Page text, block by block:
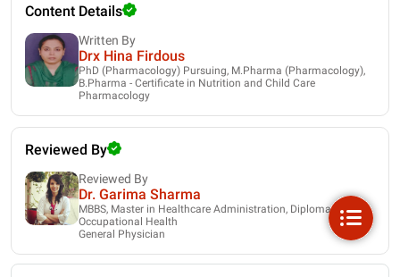
Content Details
Written By
Drx Hina Firdous
PhD (Pharmacology) Pursuing, M.Pharma (Pharmacology),
B.Pharma - Certificate in Nutrition and Child Care
Pharmacology
Reviewed By
Reviewed By
Dr. Garima Sharma
MBBS, Master in Healthcare Administration, Diploma in
Occupational Health
General Physician